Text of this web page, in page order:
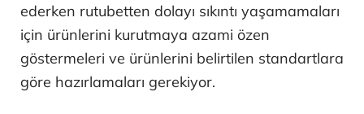
ederken rutubetten dolayı sıkıntı yaşamamaları
için ürünlerini kurutmaya azami özen
göstermeleri ve ürünlerini belirtilen standartlara
göre hazırlamaları gerekiyor.